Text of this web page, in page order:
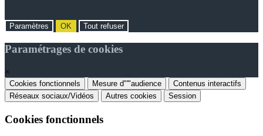
Paramètres OK Tout refuser
Paramétrages de cookies
×
Cookies fonctionnels Mesure d"'"audience
Contenus interactifs
Réseaux sociaux/Vidéos
Autres cookies Session
Cookies fonctionnels